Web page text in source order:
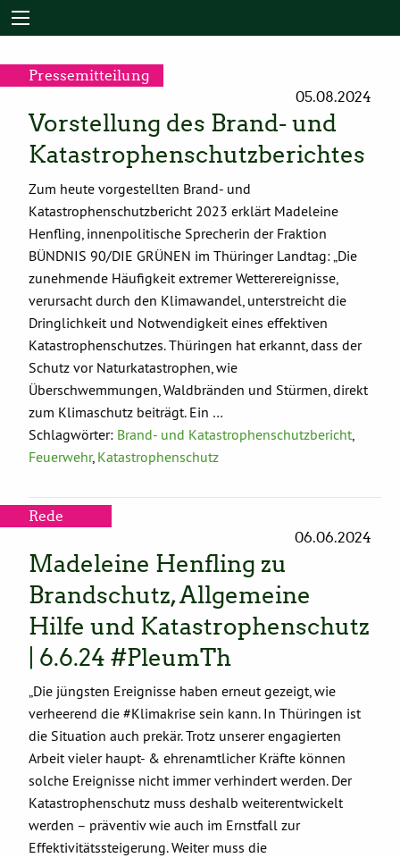
Pressemitteilung
05.08.2024
Vorstellung des Brand- und
Katastrophenschutzberichtes
Zum heute vorgestellten Brand- und
Katastrophenschutzbericht 2023 erklärt Madeleine
Henfling, innenpolitische Sprecherin der Fraktion
BÜNDNIS 90/DIE GRÜNEN im Thüringer Landtag: „Die
zunehmende Häufigkeit extremer Wetterereignisse,
verursacht durch den Klimawandel, unterstreicht die
Dringlichkeit und Notwendigkeit eines effektiven
Katastrophenschutzes. Thüringen hat erkannt, dass der
Schutz vor Naturkatastrophen, wie
Überschwemmungen, Waldbränden und Stürmen, direkt
zum Klimaschutz beiträgt. Ein …
Schlagwörter: Brand- und Katastrophenschutzbericht
Feuerwehr, Katastrophenschutz
Rede
06.06.2024
Madeleine Henfling zu
Brandschutz, Allgemeine
Hilfe und Katastrophenschutz
| 6.6.24 #PleumTh
„Die jüngsten Ereignisse haben erneut gezeigt, wie
verheerend die #Klimakrise sein kann. In Thüringen ist
die Situation auch prekär. Trotz unserer engagierten
Arbeit vieler haupt- & ehrenamtlicher Kräfte können
solche Ereignisse nicht immer verhindert werden. Der
Katastrophenschutz muss deshalb weiterentwickelt
werden – präventiv wie auch im Ernstfall zur
Effektivitätssteigerung. Weiter muss die